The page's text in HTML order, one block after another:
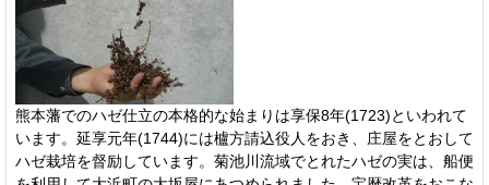
熊本藩でのハゼ仕立の本格的な始まりは享保8年(1723)といわれて
います。延享元年(1744)には櫨方請込役人をおき、庄屋をとおして
ハゼ栽培を督励しています。菊池川流域でとれたハゼの実は、船便